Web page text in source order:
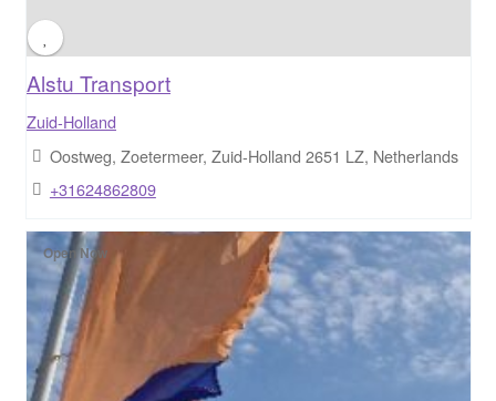
Alstu Transport
Zuid-Holland
Oostweg, Zoetermeer, Zuid-Holland 2651 LZ, Netherlands
+31624862809
Open Now